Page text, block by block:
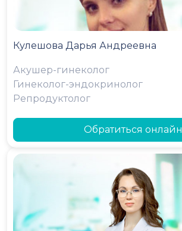
Кулешова Дарья Андреевна
Акушер-гинеколог
Гинеколог-эндокринолог
Репродуктолог
Обратиться онлайн